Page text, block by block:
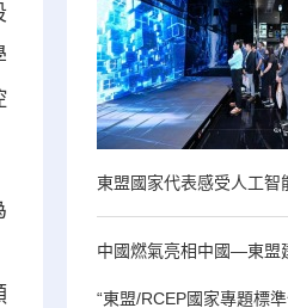
東盟國家代表感受人工智
中國燃氣亮相中國—東盟
“東盟/RCEP國家專題標